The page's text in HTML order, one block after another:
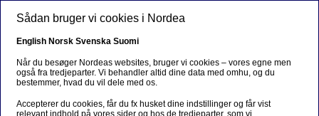
Gå til hovedindhold
Beslutninger truffet af
Sådan bruger vi cookies i Nordea
English Norsk Svenska Suomi
Når du besøger Nordeas websites, bruger vi cookies – vores egne men
også fra tredjeparter. Vi behandler altid dine data med omhu, og du
bestemmer, hvad du vil dele med os.
Accepterer du cookies, får du fx husket dine indstillinger og får vist
relevant indhold på vores sider og hos de tredjeparter, som vi